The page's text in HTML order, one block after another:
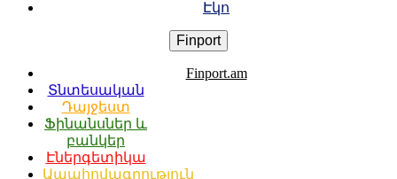
Էկո
Finport
Finport.am
Տնտեսական
Դայջեստ
Ֆինանսներ և
բանկեր
Էներգետիկա
Ապահովագրություն